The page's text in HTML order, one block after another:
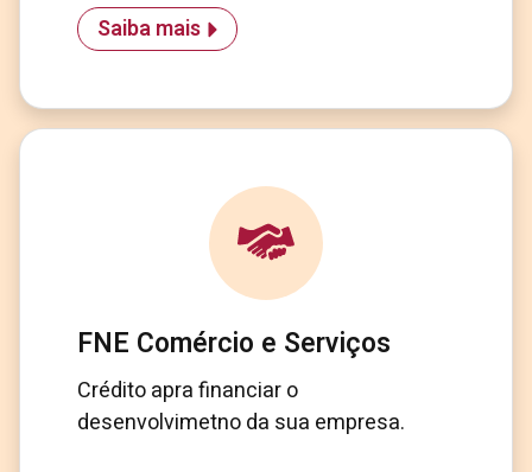
Saiba mais
FNE Comércio e Serviços
Crédito apra financiar o
desenvolvimetno da sua empresa.